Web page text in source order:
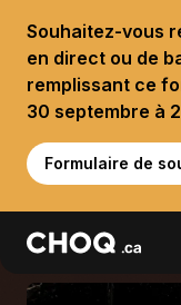
Souhaitez-vous
en direct ou de
remplissant ce
30 septembre à
Formulaire de